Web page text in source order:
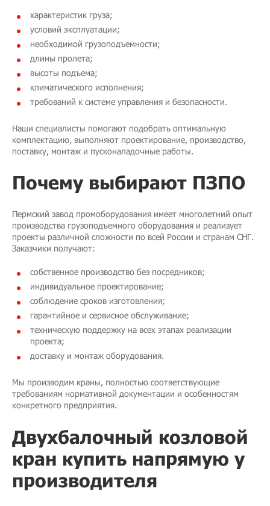
характеристик груза;
условий эксплуатации;
необходимой грузоподъемности;
длины пролета;
высоты подъема;
климатического исполнения;
требований к системе управления и безопасности.
Наши специалисты помогают подобрать оптимальную
комплектацию, выполняют проектирование, производство,
поставку, монтаж и пусконаладочные работы.
Почему выбирают ПЗПО
Пермский завод промоборудования имеет многолетний опыт
производства грузоподъемного оборудования и реализует
проекты различной сложности по всей России и странам СНГ.
Заказчики получают:
собственное производство без посредников;
индивидуальное проектирование;
соблюдение сроков изготовления;
гарантийное и сервисное обслуживание;
техническую поддержку на всех этапах реализации
проекта;
доставку и монтаж оборудования.
Мы производим краны, полностью соответствующие
требованиям нормативной документации и особенностям
конкретного предприятия.
Двухбалочный козловой
кран купить напрямую у
производителя